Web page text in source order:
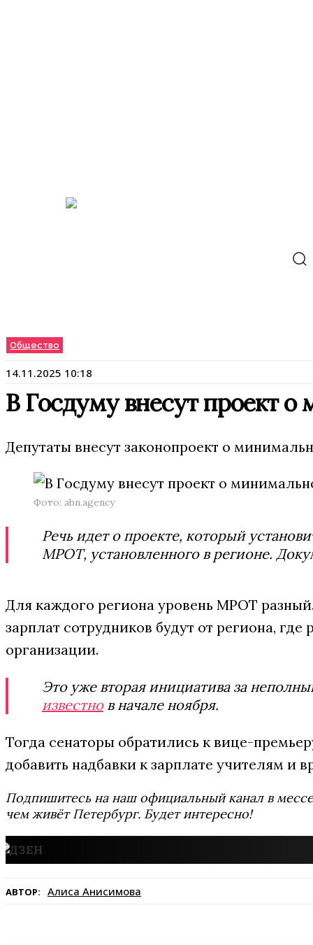
Общество
14.11.2025 10:18
В Госдуму внесут проект
Депутаты внесут законопроект о
Фото: abn.agency
Речь идет о проекте, который
МРОТ, установленного в регионе.
Для каждого региона уровень МРОТ
зарплат сотрудников будут от региона,
организации.
Это уже вторая инициатива за
известнов начале ноября.
Тогда сенаторы обратились к вице-
добавить надбавки к зарплате учителям и
Подпишитесь на наш официальный канал в
чем живёт Петербург. Будет интересно!
АВТОР: Алиса Анисимова